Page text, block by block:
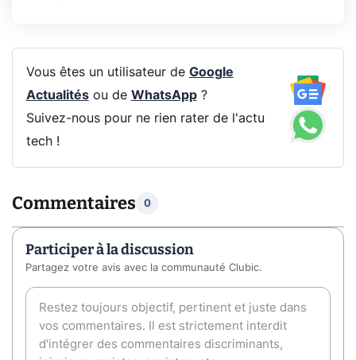
Vous êtes un utilisateur de Google
Actualitésou de WhatsApp?
Suivez-nous pour ne rien rater de l'actu
tech !
Commentaires 0
Participer à la discussion
Partagez votre avis avec la communauté Clubic.